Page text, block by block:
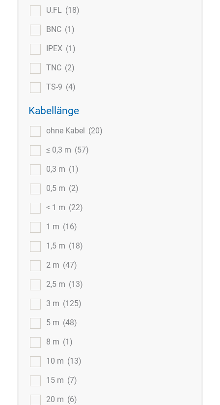
U.FL (18)
BNC (1)
IPEX (1)
TNC (2)
TS-9 (4)
Kabellänge
ohne Kabel (20)
≤ 0,3 m (57)
0,3 m (1)
0,5 m (2)
< 1 m (22)
1 m (16)
1,5 m (18)
2 m (47)
2,5 m (13)
3 m (125)
5 m (48)
8 m (1)
10 m (13)
15 m (7)
20 m (6)